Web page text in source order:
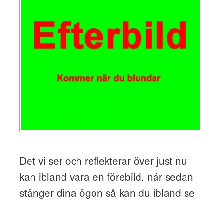
Det vi ser och reflekterar över just nu
kan ibland vara en förebild, när sedan
stänger dina ögon så kan du ibland se